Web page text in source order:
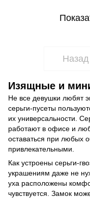
Назад
Изящные и
Не все девушки любят
серьги-пусеты
их универсальности.
работают в офисе и
оставаться при любых
привлекательными.
Как устроены серьги-
украшениям даже не
уха расположены
чувствуется. Замок